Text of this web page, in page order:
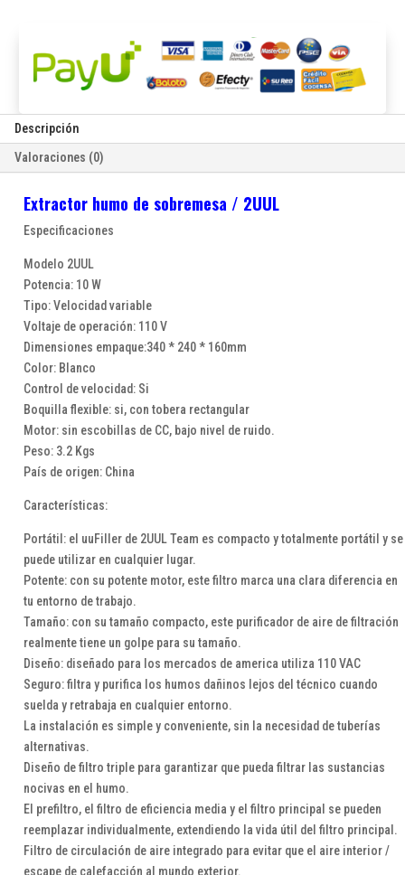
Descripción
Valoraciones (0)
Extractor humo de sobremesa / 2UUL
Especificaciones
Modelo 2UUL
Potencia: 10 W
Tipo: Velocidad variable
Voltaje de operación: 110 V
Dimensiones empaque:340 * 240 * 160mm
Color: Blanco
Control de velocidad: Si
Boquilla flexible: si, con tobera rectangular
Motor: sin escobillas de CC, bajo nivel de ruido.
Peso: 3.2 Kgs
País de origen: China
Características:
Portátil: el uuFiller de 2UUL Team es compacto y totalmente portátil y se
puede utilizar en cualquier lugar.
Potente: con su potente motor, este filtro marca una clara diferencia en
tu entorno de trabajo.
Tamaño: con su tamaño compacto, este purificador de aire de filtración
realmente tiene un golpe para su tamaño.
Diseño: diseñado para los mercados de america utiliza 110 VAC
Seguro: filtra y purifica los humos dañinos lejos del técnico cuando
suelda y retrabaja en cualquier entorno.
La instalación es simple y conveniente, sin la necesidad de tuberías
alternativas.
Diseño de filtro triple para garantizar que pueda filtrar las sustancias
nocivas en el humo.
El prefiltro, el filtro de eficiencia media y el filtro principal se pueden
reemplazar individualmente, extendiendo la vida útil del filtro principal.
Filtro de circulación de aire integrado para evitar que el aire interior /
escape de calefacción al mundo exterior.